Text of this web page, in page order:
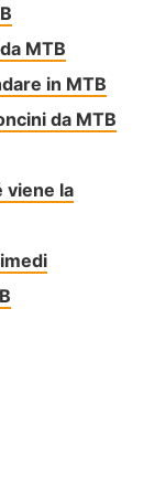
MTB
in MTB
da MTB
viene la